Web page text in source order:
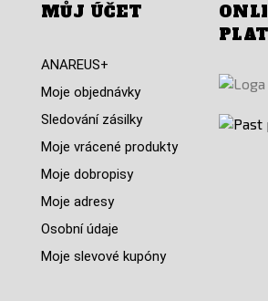
MŮJ ÚČET
ANAREUS+
Moje objednávky
Sledování zásilky
Moje vrácené produkty
Moje dobropisy
Moje adresy
Osobní údaje
Moje slevové kupóny